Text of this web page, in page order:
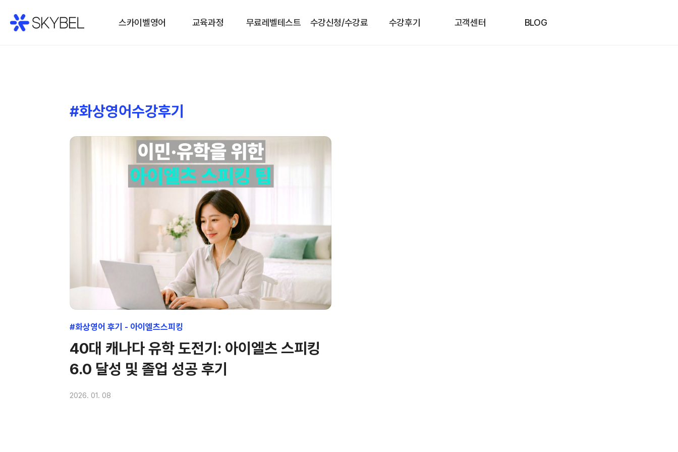
스카이벨영어 교육과정 무료레벨테스트 수강신청/수강료 수강후기 고객센터 BLOG
#화상영어수강후기
#화상영어 후기 - 아이엘츠스피킹
40대 캐나다 유학 도전기: 아이엘츠 스피킹
6.0 달성 및 졸업 성공 후기
2026. 01. 08